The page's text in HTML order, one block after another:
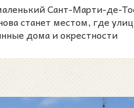
Сант-Марти-де-
станет местом, где
дома и окрестности